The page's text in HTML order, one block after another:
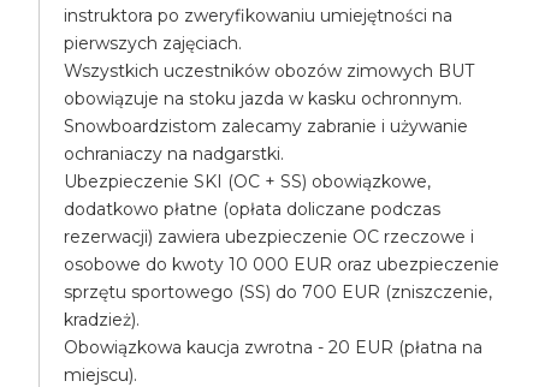
instruktora po zweryfikowaniu umiejętności na
pierwszych zajęciach.
Wszystkich uczestników obozów zimowych BUT
obowiązuje na stoku jazda w kasku ochronnym.
Snowboardzistom zalecamy zabranie i używanie
ochraniaczy na nadgarstki.
Ubezpieczenie SKI (OC + SS) obowiązkowe,
dodatkowo płatne (opłata doliczane podczas
rezerwacji) zawiera ubezpieczenie OC rzeczowe i
osobowe do kwoty 10 000 EUR oraz ubezpieczenie
sprzętu sportowego (SS) do 700 EUR (zniszczenie,
kradzież).
Obowiązkowa kaucja zwrotna - 20 EUR (płatna na
miejscu).